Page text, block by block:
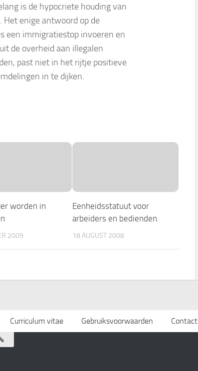
is de hypocriete houding van
Het enige antwoord op de
een immigratiestop invoeren en
de overheid aan illegalen
past niet in het rijtje positieve
in te dijken.
worden in
2009
Eenheidsstatuut voor
arbeiders en bedienden.
18 AUGUST 2008
Curriculum vitae Gebruiksvoorwaarden Contact